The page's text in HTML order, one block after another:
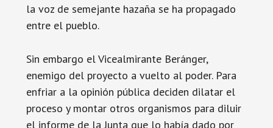
la voz de semejante hazaña se ha propagado
entre el pueblo.
Sin embargo el Vicealmirante Beránger,
enemigo del proyecto a vuelto al poder. Para
enfriar a la opinión pública deciden dilatar el
proceso y montar otros organismos para diluir
el informe de la Junta que lo había dado por